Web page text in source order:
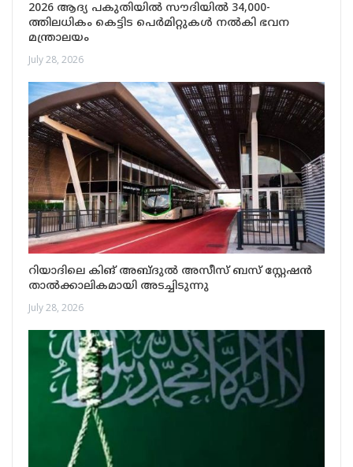
2026 ആദ്യ പകുതിയിൽ സൗദിയിൽ 34,000-
ത്തിലധികം കെട്ടിട പെർമിറ്റുകൾ നൽകി ഭവന
മന്ത്രാലയം
July 28, 2026
റിയാദിലെ കിങ് അബ്ദുൽ അസീസ് ബസ് സ്റ്റേഷൻ
താൽക്കാലികമായി അടച്ചിടുന്നു
July 28, 2026